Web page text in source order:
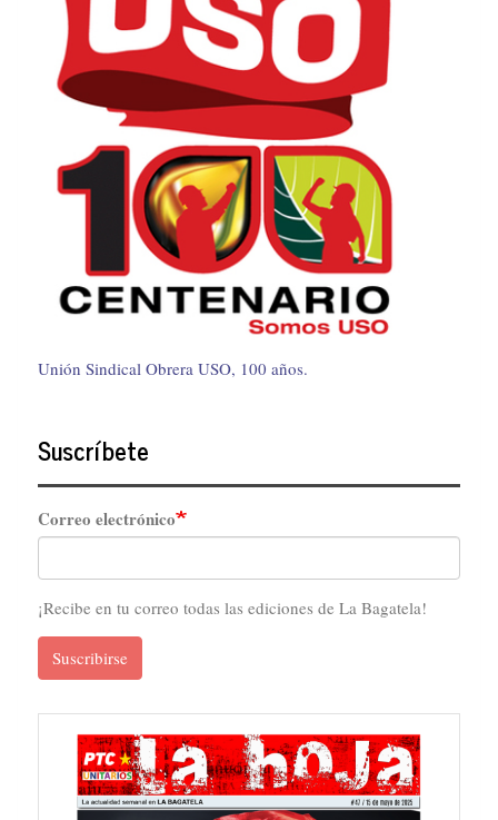
Unión Sindical Obrera USO, 100 años.
Suscríbete
Correo electrónico
¡Recibe en tu correo todas las ediciones de La Bagatela!
Suscribirse